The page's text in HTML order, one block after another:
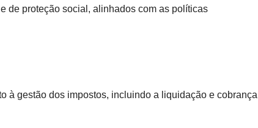
de proteção social, alinhados com as políticas
à gestão dos impostos, incluindo a liquidação e cobrança